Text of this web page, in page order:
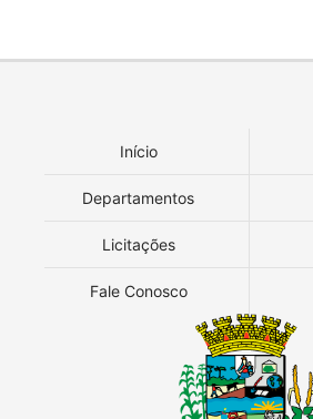
Início
Departamentos
Licitações
Fale Conosco